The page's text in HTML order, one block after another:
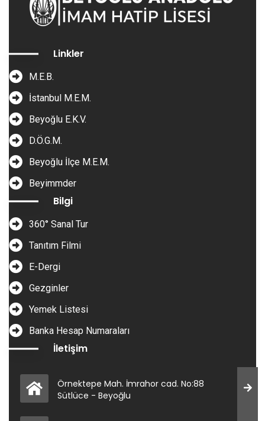
Linkler
M.E.B.
İstanbul M.E.M.
Beyoğlu E.K.V.
D.Ö.G.M.
Beyoğlu İlçe M.E.M.
Beyimmder
Bilgi
360° Sanal Tur
Tanıtım Filmi
E-Dergi
Gezginler
Yemek Listesi
Banka Hesap Numaraları
İletişim
Örnektepe Mah. İmrahor cad. No:88
Sütlüce - Beyoğlu